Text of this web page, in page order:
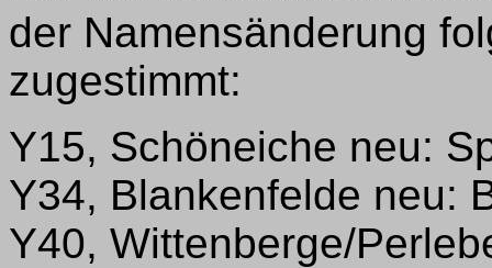
der Namensänderung
zugestimmt:
Y15, Schöneiche neu:
Y34, Blankenfelde neu:
Y40, Wittenberge/